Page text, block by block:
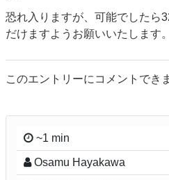
恐れ入りますが、可能でしたら
だけますようお願いいたします。
このエントリーにコメントでき
~1 min
Osamu Hayakawa